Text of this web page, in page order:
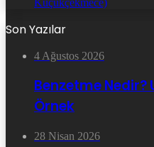
Son Yazılar
4 Ağustos 2026
Benzetme Nedir?
Örnek
28 Nisan 2026